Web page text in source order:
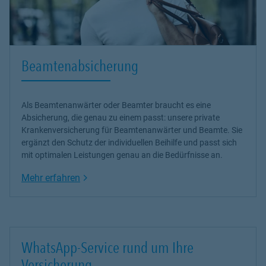
zu nehmen - Von der Schadensaufnahme bis zur -regulierung
unterstütze und entlaste wir Sie. Sollten
Schadensersatzforderungen an Sie gestellt werden, überprüfe wir
diese auf Rechtmäßigkeit und wehre unberechtigte Forderungen
berechtigt ist, übernehme wir diese für Sie. Ich bin Ihr Partner, auf
den Sie sich verlassen können! Wir sind für Sie da Wir möchte
erreichen. So wie die Individualität jedes einzelnen Menschen, so
sollte auch Ihre persönliche Versorgung sein und das ist es, was
Sie von der Agentur Elzenheimer Barmenia, erwarten können.
Unser Service beginnt beim ersten Kontakt und endet, wenn Sie es
wünschen. Auf unsere Erfahrung und Wissen können Sie sich
einen Mehrwert in Ihrem Leben geben. Lassen Sie uns über Ihr
Beamtenabsicherung
Als Beamtenanwärter oder Beamter braucht es eine
Absicherung, die genau zu einem passt: unsere private
Krankenversicherung für Beamtenanwärter und Beamte. Sie
ergänzt den Schutz der individuellen Beihilfe und passt sich
mit optimalen Leistungen genau an die Bedürfnisse an.
Mehr erfahren Link Opens in New Tab
WhatsApp-Service rund um Ihre